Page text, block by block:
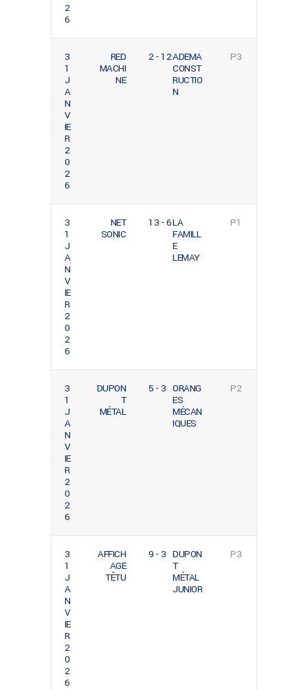
2
6
3
1
J
A
N
V
IE
R
2
0
2
6
RED
MACHI
NE
2 - 12ADEMA
CONST
RUCTIO
N
P3
3
1
J
A
N
V
IE
R
2
0
2
6
NET
SONIC
13 - 6LA
FAMILL
E
LEMAY
P1
3
1
J
A
N
V
IE
R
2
0
2
6
DUPON
T
MÉTAL
5 - 3 ORANG
ES
MÉCAN
IQUES
P2
3
1
J
A
N
V
IE
R
2
0
2
6
AFFICH
AGE
TÊTU
9 - 3 DUPON
T
MÉTAL
JUNIOR
P3